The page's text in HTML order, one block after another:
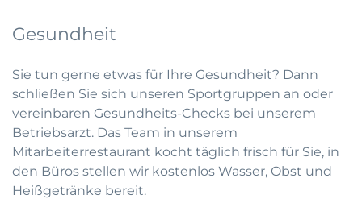
Gesundheit
Sie tun gerne etwas für Ihre Gesundheit? Dann
schließen Sie sich unseren Sportgruppen an oder
vereinbaren Gesundheits-Checks bei unserem
Betriebsarzt. Das Team in unserem
Mitarbeiterrestaurant kocht täglich frisch für Sie, in
den Büros stellen wir kostenlos Wasser, Obst und
Heißgetränke bereit.